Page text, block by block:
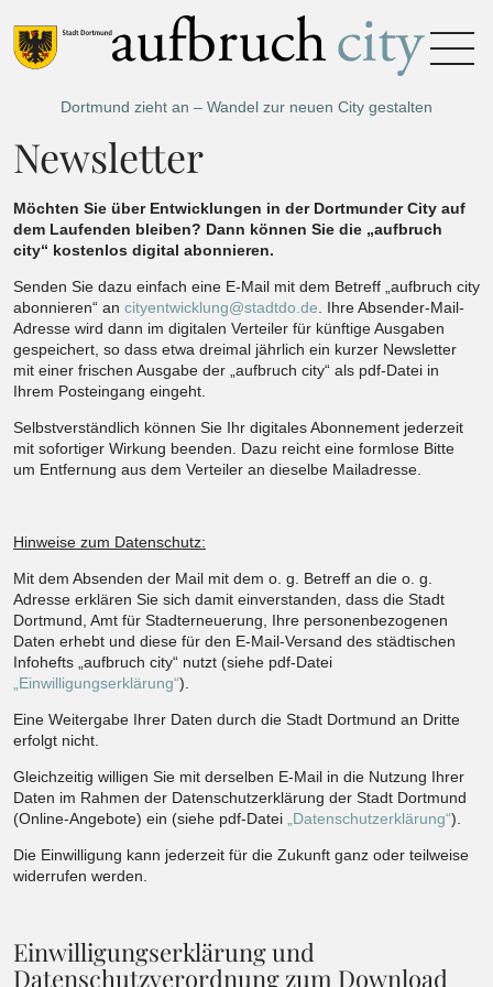
Dortmund zieht an – Wandel zur neuen City gestalten
Newsletter
Möchten Sie über Entwicklungen in der Dortmunder City auf
dem Laufenden bleiben? Dann können Sie die „aufbruch
city“ kostenlos digital abonnieren.
Senden Sie dazu einfach eine E-Mail mit dem Betreff „aufbruch city
abonnieren“ an cityentwicklung
nvd-
spamprotection
@
nvd-
spamprotection
stadtdo.de . Ihre Absender-Mail-
Adresse wird dann im digitalen Verteiler für künftige Ausgaben
gespeichert, so dass etwa dreimal jährlich ein kurzer Newsletter
mit einer frischen Ausgabe der „aufbruch city“ als pdf-Datei in
Ihrem Posteingang eingeht.
Selbstverständlich können Sie Ihr digitales Abonnement jederzeit
mit sofortiger Wirkung beenden. Dazu reicht eine formlose Bitte
um Entfernung aus dem Verteiler an dieselbe Mailadresse.
Hinweise zum Datenschutz:
Mit dem Absenden der Mail mit dem o. g. Betreff an die o. g.
Adresse erklären Sie sich damit einverstanden, dass die Stadt
Dortmund, Amt für Stadterneuerung, Ihre personenbezogenen
Daten erhebt und diese für den E-Mail-Versand des städtischen
Infohefts „aufbruch city“ nutzt (siehe pdf-Datei
„Einwilligungserklärung“).
Eine Weitergabe Ihrer Daten durch die Stadt Dortmund an Dritte
erfolgt nicht.
Gleichzeitig willigen Sie mit derselben E-Mail in die Nutzung Ihrer
Daten im Rahmen der Datenschutzerklärung der Stadt Dortmund
(Online-Angebote) ein (siehe pdf-Datei
„Datenschutzerklärung“).
Die Einwilligung kann jederzeit für die Zukunft ganz oder teilweise
widerrufen werden.
Einwilligungserklärung und
Datenschutzverordnung zum Download